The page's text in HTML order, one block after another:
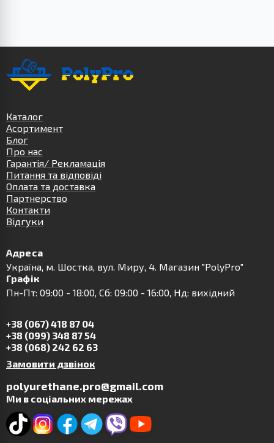
Каталог
Асортимент
Блог
Про нас
Гарантія/ Рекламація
Питання та відповіді
Оплата та доставка
Партнерство
Контакти
Відгуки
Адреса
Українa, м. Шостка, вул. Миру, 4. Магазин "PolyPro"
Графік
Пн-Пт: 09:00 - 18:00, Сб: 09:00 - 16:00, Нд: вихідний
+38 (067) 418 87 04
+38 (099) 348 87 54
+38 (068) 242 62 63
Замовити дзвінок
polyurethane.pro@gmail.com
Ми в соціальних мережах